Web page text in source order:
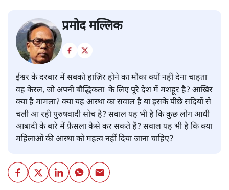
प्रमोद मल्लिक
ईश्वर के दरबार में सबको हाज़िर होने का मौका क्यों नहीं देना चाहता
वह केरल, जो अपनी बौद्धिकता के लिए पूरे देश में मशहूर है? आखिर
क्या है मामला? क्या यह आस्था का सवाल है या इसके पीछे सदियों से
चली आ रही पुरुषवादी सोच है? सवाल यह भी है कि कुछ लोग आधी
आबादी के बारे में फ़ैसला कैसे कर सकते हैं? सवाल यह भी है कि क्या
महिलाओं की आस्था को महत्व नहीं दिया जाना चाहिए?